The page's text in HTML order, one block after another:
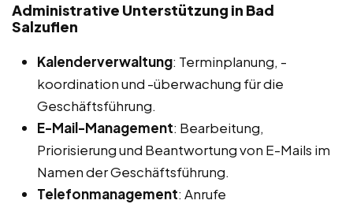
Administrative Unterstützung in Bad
Salzuflen
Kalenderverwaltung: Terminplanung, -
koordination und -überwachung für die
Geschäftsführung.
E-Mail-Management: Bearbeitung,
Priorisierung und Beantwortung von E-Mails im
Namen der Geschäftsführung.
Telefonmanagement: Anrufe